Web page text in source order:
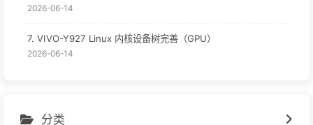
2026-06-14
7. VIVO-Y927 Linux 内核设备树完善（GPU）
2026-06-14
分类